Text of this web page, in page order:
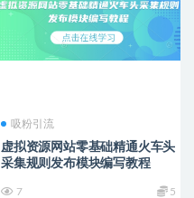
吸粉引流
虚拟资源网站零基础精通火车头
采集规则发布模块编写教程
7 5